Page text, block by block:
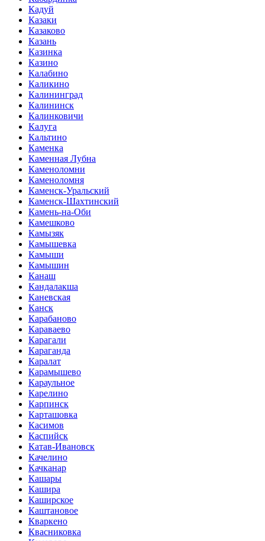
Кадуй
Казаки
Казаково
Казань
Казинка
Казино
Калабино
Каликино
Калининград
Калининск
Калинковичи
Калуга
Кальтино
Каменка
Каменная Лубна
Каменоломни
Каменоломня
Каменск-Уральский
Каменск-Шахтинский
Камень-на-Оби
Камешково
Камызяк
Камышевка
Камыши
Камышин
Канаш
Кандалакша
Каневская
Канск
Карабаново
Караваево
Карагали
Караганда
Каралат
Карамышево
Караульное
Карелино
Карпинск
Карташовка
Касимов
Каспийск
Катав-Ивановск
Качелино
Качканар
Кашары
Кашира
Каширское
Каштановое
Кваркено
Квасниковка